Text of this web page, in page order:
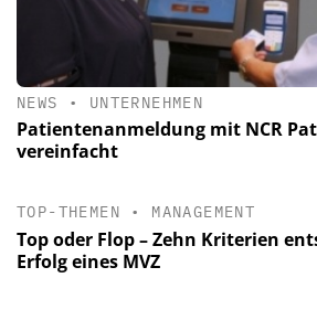
NEWS • UNTERNEHMEN
Patientenanmeldung mit NCR
vereinfacht
TOP-THEMEN • MANAGEMENT
Top oder Flop – Zehn Kriterien
Erfolg eines MVZ